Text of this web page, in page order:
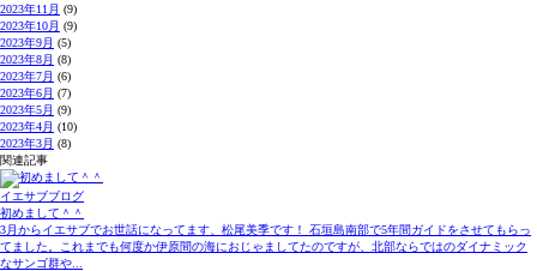
2023年11月 (9)
2023年10月 (9)
2023年9月 (5)
2023年8月 (8)
2023年7月 (6)
2023年6月 (7)
2023年5月 (9)
2023年4月 (10)
2023年3月 (8)
関連記事
イエサブブログ
初めまして＾＾
3月からイエサブでお世話になってます、松尾美季です！ 石垣島南部で5年間ガイドをさせてもらっ
てました。これまでも何度か伊原間の海におじゃましてたのですが、北部ならではのダイナミック
なサンゴ群や...